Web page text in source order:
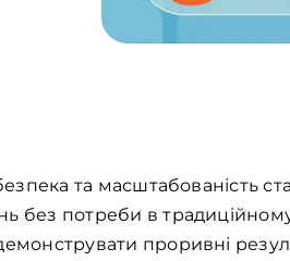
та масштабованість
без потреби в традиційному
проривні